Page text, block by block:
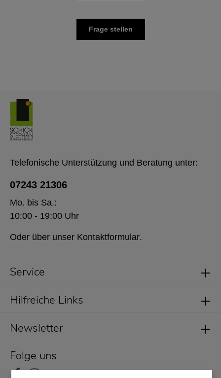
Frage stellen
Service
Newsletter
Folge uns
Telefonische Unterstützung und Beratung unter:
07243 21306
Mo. bis Sa.:
10:00 - 19:00 Uhr
Oder über unser Kontaktformular.
Hilfreiche Links